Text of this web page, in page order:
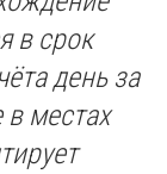
в срок
день за
местах